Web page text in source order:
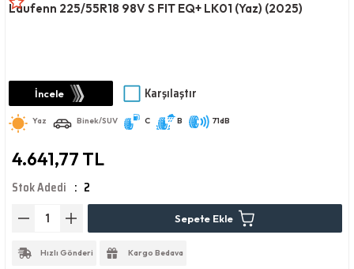
Laufenn 225/55R18 98V S FIT EQ+ LK01 (Yaz) (2025)
İncele Karşılaştır
Yaz Binek/SUV C B 71dB
4.641,77 TL
Stok Adedi 2
Sepete Ekle
Hızlı Gönderi Kargo Bedava